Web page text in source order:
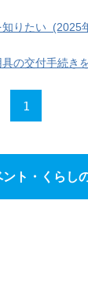
りたい (2025
交付手続きを知り
1
ント・くらし